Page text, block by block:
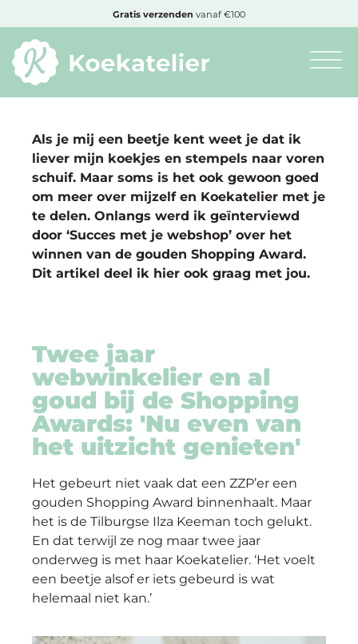
Minimum
Nieuwe
producten
Producten
Producten
thema
Maatwerk
Cursussen
Gratis
Outlet
Cadeautjebij bestelling vanaf €50,-
Als je mij een beetje kent weet je dat ik
liever mijn koekjes en stempels naar voren
schuif. Maar soms is het ook gewoon goed
om meer over mijzelf en Koekatelier met je
te delen. Onlangs werd ik geïnterviewd
door ‘Succes met je webshop’ over het
winnen van de gouden Shopping Award.
Dit artikel deel ik hier ook graag met jou.
Twee jaar
webwinkelier en al
goud bij de Shopping
Awards: 'Nu even van
het uitzicht genieten'
Het gebeurt niet vaak dat een ZZP’er een
gouden Shopping Award binnenhaalt. Maar
het is de Tilburgse Ilza Keeman toch gelukt.
En dat terwijl ze nog maar twee jaar
onderweg is met haar Koekatelier. ‘Het voelt
een beetje alsof er iets gebeurd is wat
helemaal niet kan.’